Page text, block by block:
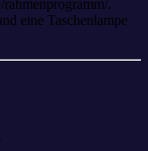
.
eine Taschenlampe